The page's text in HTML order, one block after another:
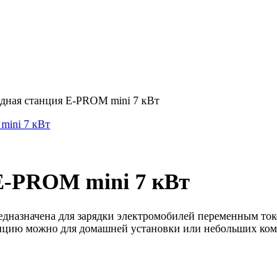
станция E-PROM mini 7 кВт
PROM mini 7 кВт
для зарядки электромобилей переменным
можно для домашней установки или небольших